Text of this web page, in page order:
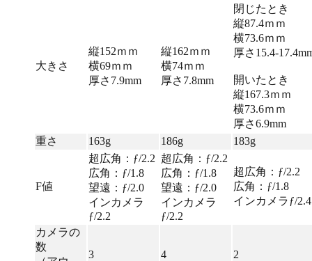
大きさ
縦152ｍｍ
横69ｍｍ
厚さ7.9mm
縦162ｍｍ
横74ｍｍ
厚さ7.8mm
閉じたとき
縦87.4ｍｍ
横73.6ｍｍ
厚さ15.4-
開いたとき
縦167.3ｍｍ
横73.6ｍｍ
厚さ6.9mm
重さ
163g 186g 183g
F値
超広角：ƒ/2.2
広角：ƒ/1.8
望遠：ƒ/2.0
インカメラ
ƒ/2.2
超広角：ƒ/2.2
広角：ƒ/1.8
望遠：ƒ/2.0
インカメラ
ƒ/2.2
超広角：ƒ/2.2
広角：ƒ/1.8
インカメラƒ/2.4
カメラの
数
3 4 2